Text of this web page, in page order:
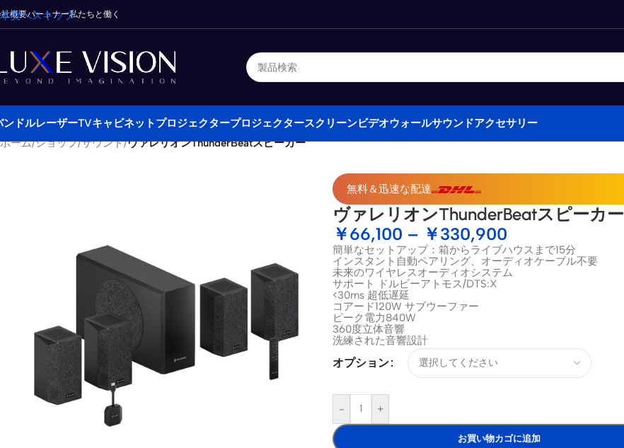
本文へスキップ
概要パートナー私たちと働く
ンドルレーザーTVキャビネット プロジェクタープロジェクタースクリーンビデオウォールサウンドアクセサリー
ホーム/ショップ/サウンド/ヴァレリオンThunderBeatスピーカー
無料＆迅速な配達
ヴァレリオンThunderBeatスピーカー
￥66,100 – ￥330,900
簡単なセットアップ：箱からライブハウスまで15分
インスタント自動ペアリング、オーディオケーブル不要
未来のワイヤレスオーディオシステム
サポート
ドルビーアトモス/DTS:X
<30ms 超低遅延
コアード120Wサブウーファー
ピーク電力840W
360度立体音響
洗練された音響設計
オプション
- +
お買い物カゴに追加